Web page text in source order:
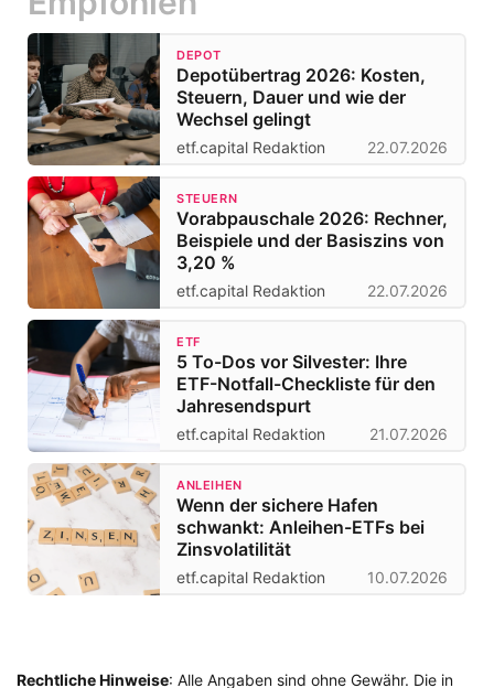
DEPOT
Depotübertrag 2026: Kosten,
Steuern, Dauer und wie der
Wechsel gelingt
etf.capital Redaktion 22.07.2026
STEUERN
Vorabpauschale 2026: Rechner,
Beispiele und der Basiszins von
3,20 %
etf.capital Redaktion 22.07.2026
ETF
5 To-Dos vor Silvester: Ihre
ETF-Notfall-Checkliste für den
Jahresendspurt
etf.capital Redaktion 21.07.2026
ANLEIHEN
Wenn der sichere Hafen
schwankt: Anleihen-ETFs bei
Zinsvolatilität
etf.capital Redaktion 10.07.2026
Rechtliche Hinweise: Alle Angaben sind ohne Gewähr. Die in